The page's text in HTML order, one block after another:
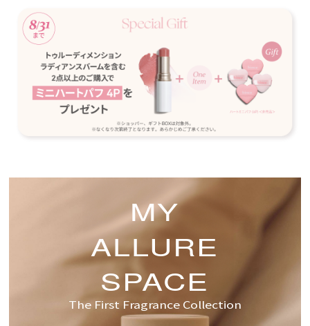
MY
ALLURE
SPACE
The First Fragrance Collection